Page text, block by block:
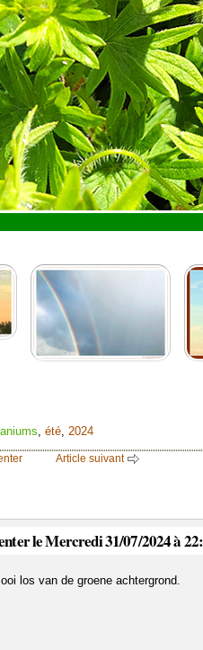
, été, 2024
Article suivant
le Mercredi 31/07/2024 à
los van de groene achtergrond.